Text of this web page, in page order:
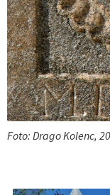
Foto: Drago Kolenc,